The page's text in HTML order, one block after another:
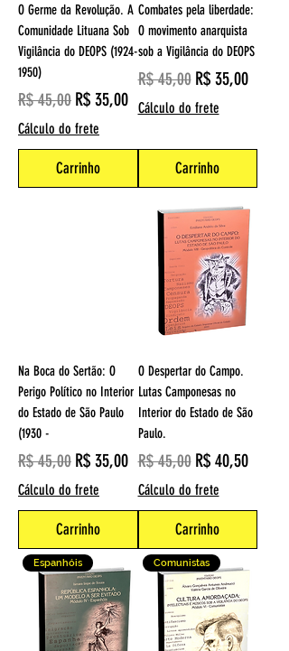
O Germe da Revolução. A
Comunidade Lituana Sob
Vigilância do DEOPS (1924-
1950)
Preço normal
R$ 45,00 Preço promocional
R$ 35,00
Cálculo do frete
Carrinho
Combates pela liberdade:
O movimento anarquista
sob a Vigilância do DEOPS
Preço normal
R$ 45,00 Preço
R$ 35,00
Cálculo do frete
Carrinho
Na Boca do Sertão: O
Perigo Político no Interior
do Estado de São Paulo
(1930 -
Preço normal
R$ 45,00 Preço promocional
R$ 35,00
Cálculo do frete
Carrinho
O Despertar do Campo.
Lutas Camponesas no
Interior do Estado de São
Paulo.
Preço normal
R$ 45,00 Preço
R$ 40,50
Cálculo do frete
Carrinho
Espanhóis Comunistas